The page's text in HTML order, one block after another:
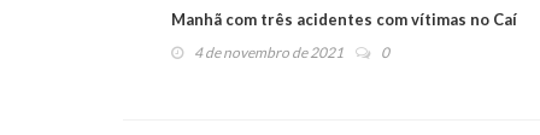
Manhã com três acidentes com vítimas no Caí
4 de novembro de 2021 0